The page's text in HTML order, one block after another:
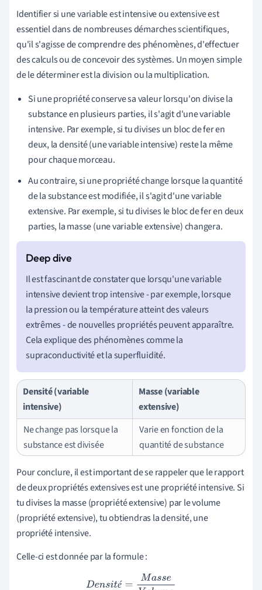
Identifier si une variable est intensive ou extensive est
essentiel dans de nombreuses démarches scientifiques,
qu'il s'agisse de comprendre des phénomènes, d'effectuer
des calculs ou de concevoir des systèmes. Un moyen simple
de le déterminer est la division ou la multiplication.
Si une propriété conserve sa valeur lorsqu'on divise la
substance en plusieurs parties, il s'agit d'une variable
intensive. Par exemple, si tu divises un bloc de fer en
deux, la densité (une variable intensive) reste la même
pour chaque morceau.
Au contraire, si une propriété change lorsque la quantité
de la substance est modifiée, il s'agit d'une variable
extensive. Par exemple, si tu divises le bloc de fer en deux
parties, la masse (une variable extensive) changera.
Il est fascinant de constater que lorsqu'une variable
intensive devient trop intensive - par exemple, lorsque
la pression ou la température atteint des valeurs
extrêmes - de nouvelles propriétés peuvent apparaître.
Cela explique des phénomènes comme la
supraconductivité et la superfluidité.
Densité (variable
intensive)
Masse (variable
extensive)
Ne change pas lorsque la
substance est divisée
Varie en fonction de la
quantité de substance
Pour conclure, il est important de se rappeler que le rapport
de deux propriétés extensives est une propriété intensive. Si
tu divises la masse (propriété extensive) par le volume
(propriété extensive), tu obtiendras la densité, une
propriété intensive.
Celle-ci est donnée par la formule :
é
Densité=Mas seVolume